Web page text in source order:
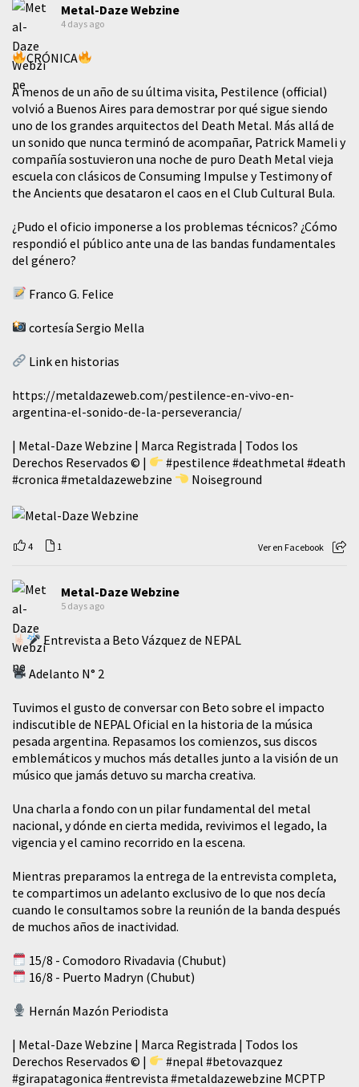
Metal-Daze Webzine
4 days ago
CRÓNICA
A menos de un año de su última visita, Pestilence (official)
volvió a Buenos Aires para demostrar por qué sigue siendo
uno de los grandes arquitectos del Death Metal. Más allá de
un sonido que nunca terminó de acompañar, Patrick Mameli y
compañía sostuvieron una noche de puro Death Metal vieja
escuela con clásicos de Consuming Impulse y Testimony of
the Ancients que desataron el caos en el Club Cultural Bula.
¿Pudo el oficio imponerse a los problemas técnicos? ¿Cómo
respondió el público ante una de las bandas fundamentales
del género?
Franco G. Felice
cortesía Sergio Mella
Link en historias
https://metaldazeweb.com/pestilence-en-vivo-en-
argentina-el-sonido-de-la-perseverancia/
| Metal-Daze Webzine | Marca Registrada | Todos los
Derechos Reservados © |
#pestilence #deathmetal #death
#cronica #metaldazewebzine Noiseground
4 1 Ver en Facebook
Metal-Daze Webzine
5 days ago
Entrevista a Beto Vázquez de NEPAL
Adelanto N° 2
Tuvimos el gusto de conversar con Beto sobre el impacto
indiscutible de NEPAL Oficial en la historia de la música
pesada argentina. Repasamos los comienzos, sus discos
emblemáticos y muchos más detalles junto a la visión de un
músico que jamás detuvo su marcha creativa.
​Una charla a fondo con un pilar fundamental del metal
nacional, y dónde en cierta medida, revivimos el legado, la
vigencia y el camino recorrido en la escena.
Mientras preparamos la entrega de la entrevista completa,
te compartimos un adelanto exclusivo de lo que nos decía
cuando le consultamos sobre la reunión de la banda después
de muchos años de inactividad.
15/8 - Comodoro Rivadavia (Chubut)
16/8 - Puerto Madryn (Chubut)
Hernán Mazón Periodista
| Metal-Daze Webzine | Marca Registrada | Todos los
Derechos Reservados © |
#nepal #betovazquez
#girapatagonica #entrevista #metaldazewebzine MCPTP